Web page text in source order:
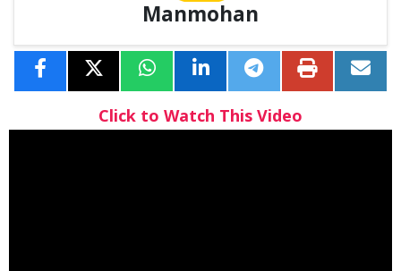
Manmohan
Click to Watch This Video